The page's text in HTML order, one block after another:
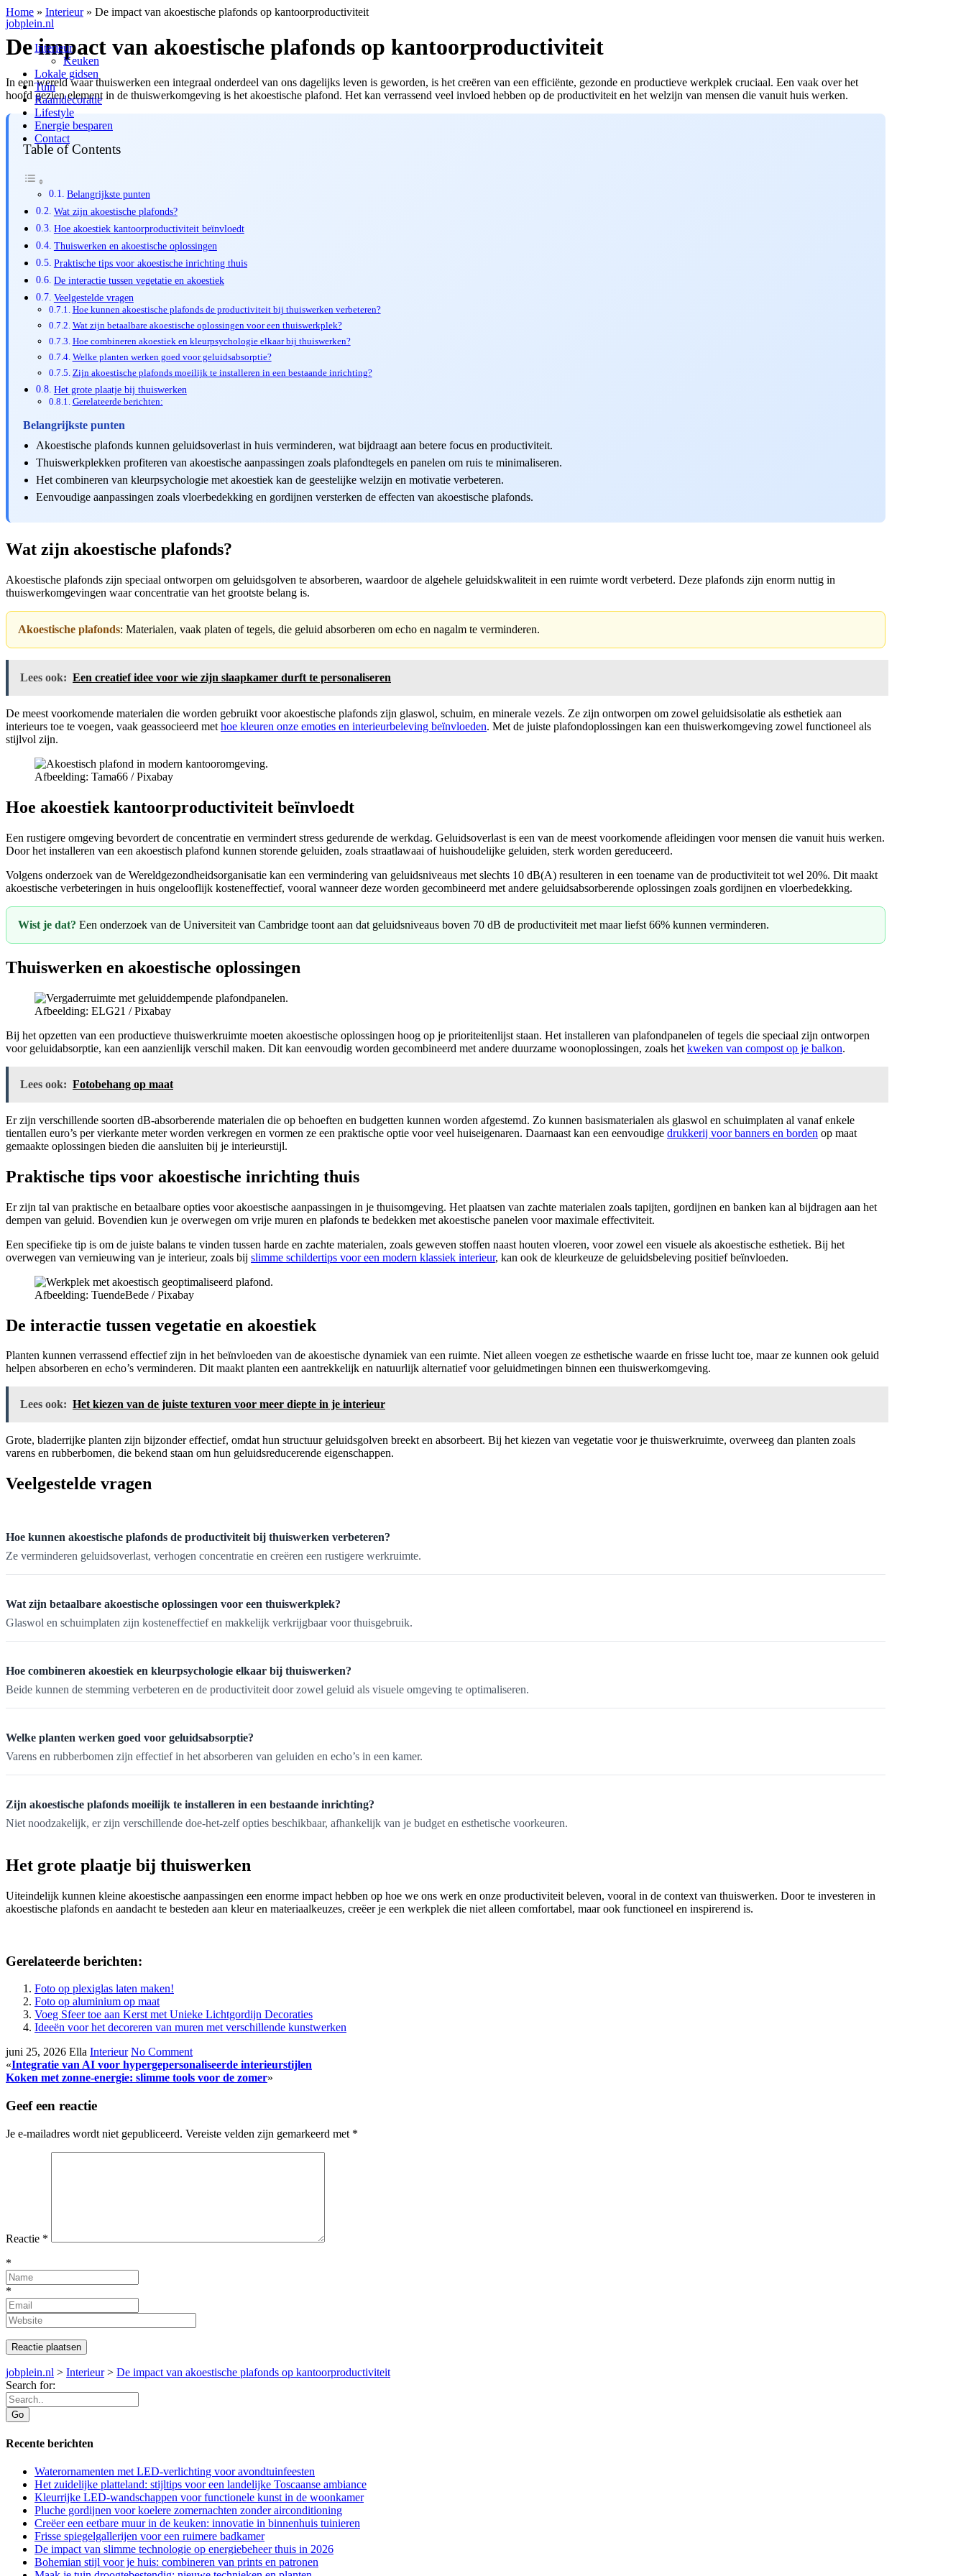
jobplein.nl
Interieur
Keuken
Lokale gidsen
Tuin
Raamdecoratie
Lifestyle
Energie besparen
Contact
Home » Interieur» De impact van akoestische plafonds op kantoorproductiviteit
De impact van akoestische plafonds op kantoorproductiviteit
In een wereld waar thuiswerken een integraal onderdeel van ons dagelijks leven is geworden, is het creëren van een efficiënte, gezonde en productieve werkplek cruciaal. Een vaak over het
hoofd gezien element in de thuiswerkomgeving is het akoestische plafond. Het kan verrassend veel invloed hebben op de productiviteit en het welzijn van mensen die vanuit huis werken.
Table of Contents
Belangrijkste punten
Wat zijn akoestische plafonds?
Hoe akoestiek kantoorproductiviteit beïnvloedt
Thuiswerken en akoestische oplossingen
Praktische tips voor akoestische inrichting thuis
De interactie tussen vegetatie en akoestiek
Veelgestelde vragen
Hoe kunnen akoestische plafonds de productiviteit bij thuiswerken verbeteren?
Wat zijn betaalbare akoestische oplossingen voor een thuiswerkplek?
Hoe combineren akoestiek en kleurpsychologie elkaar bij thuiswerken?
Welke planten werken goed voor geluidsabsorptie?
Zijn akoestische plafonds moeilijk te installeren in een bestaande inrichting?
Het grote plaatje bij thuiswerken
Gerelateerde berichten:
Belangrijkste punten
Akoestische plafonds kunnen geluidsoverlast in huis verminderen, wat bijdraagt aan betere focus en productiviteit.
Thuiswerkplekken profiteren van akoestische aanpassingen zoals plafondtegels en panelen om ruis te minimaliseren.
Het combineren van kleurpsychologie met akoestiek kan de geestelijke welzijn en motivatie verbeteren.
Eenvoudige aanpassingen zoals vloerbedekking en gordijnen versterken de effecten van akoestische plafonds.
Wat zijn akoestische plafonds?
Akoestische plafonds zijn speciaal ontworpen om geluidsgolven te absorberen, waardoor de algehele geluidskwaliteit in een ruimte wordt verbeterd. Deze plafonds zijn enorm nuttig in
thuiswerkomgevingen waar concentratie van het grootste belang is.
Akoestische plafonds: Materialen, vaak platen of tegels, die geluid absorberen om echo en nagalm te verminderen.
Lees ook: Een creatief idee voor wie zijn slaapkamer durft te personaliseren
De meest voorkomende materialen die worden gebruikt voor akoestische plafonds zijn glaswol, schuim, en minerale vezels. Ze zijn ontworpen om zowel geluidsisolatie als esthetiek aan
interieurs toe te voegen, vaak geassocieerd met hoe kleuren onze emoties en interieurbeleving beïnvloeden. Met de juiste plafondoplossingen kan een thuiswerkomgeving zowel functioneel als
stijlvol zijn.
Afbeelding: Tama66 / Pixabay
Hoe akoestiek kantoorproductiviteit beïnvloedt
Een rustigere omgeving bevordert de concentratie en vermindert stress gedurende de werkdag. Geluidsoverlast is een van de meest voorkomende afleidingen voor mensen die vanuit huis werken.
Door het installeren van een akoestisch plafond kunnen storende geluiden, zoals straatlawaai of huishoudelijke geluiden, sterk worden gereduceerd.
Volgens onderzoek van de Wereldgezondheidsorganisatie kan een vermindering van geluidsniveaus met slechts 10 dB(A) resulteren in een toename van de productiviteit tot wel 20%. Dit maakt
akoestische verbeteringen in huis ongelooflijk kosteneffectief, vooral wanneer deze worden gecombineerd met andere geluidsabsorberende oplossingen zoals gordijnen en vloerbedekking.
Wist je dat? Een onderzoek van de Universiteit van Cambridge toont aan dat geluidsniveaus boven 70 dB de productiviteit met maar liefst 66% kunnen verminderen.
Thuiswerken en akoestische oplossingen
Afbeelding: ELG21 / Pixabay
Bij het opzetten van een productieve thuiswerkruimte moeten akoestische oplossingen hoog op je prioriteitenlijst staan. Het installeren van plafondpanelen of tegels die speciaal zijn ontworpen
voor geluidabsorptie, kan een aanzienlijk verschil maken. Dit kan eenvoudig worden gecombineerd met andere duurzame woonoplossingen, zoals het kweken van compost op je balkon.
Lees ook: Fotobehang op maat
Er zijn verschillende soorten dB-absorberende materialen die op behoeften en budgetten kunnen worden afgestemd. Zo kunnen basismaterialen als glaswol en schuimplaten al vanaf enkele
tientallen euro’s per vierkante meter worden verkregen en vormen ze een praktische optie voor veel huiseigenaren. Daarnaast kan een eenvoudige drukkerij voor banners en borden op maat
gemaakte oplossingen bieden die aansluiten bij je interieurstijl.
Praktische tips voor akoestische inrichting thuis
Er zijn tal van praktische en betaalbare opties voor akoestische aanpassingen in je thuisomgeving. Het plaatsen van zachte materialen zoals tapijten, gordijnen en banken kan al bijdragen aan het
dempen van geluid. Bovendien kun je overwegen om vrije muren en plafonds te bedekken met akoestische panelen voor maximale effectiviteit.
Een specifieke tip is om de juiste balans te vinden tussen harde en zachte materialen, zoals geweven stoffen naast houten vloeren, voor zowel een visuele als akoestische esthetiek. Bij het
overwegen van vernieuwing van je interieur, zoals bij slimme schildertips voor een modern klassiek interieur, kan ook de kleurkeuze de geluidsbeleving positief beïnvloeden.
Afbeelding: TuendeBede / Pixabay
De interactie tussen vegetatie en akoestiek
Planten kunnen verrassend effectief zijn in het beïnvloeden van de akoestische dynamiek van een ruimte. Niet alleen voegen ze esthetische waarde en frisse lucht toe, maar ze kunnen ook geluid
helpen absorberen en echo’s verminderen. Dit maakt planten een aantrekkelijk en natuurlijk alternatief voor geluidmetingen binnen een thuiswerkomgeving.
Lees ook: Het kiezen van de juiste texturen voor meer diepte in je interieur
Grote, bladerrijke planten zijn bijzonder effectief, omdat hun structuur geluidsgolven breekt en absorbeert. Bij het kiezen van vegetatie voor je thuiswerkruimte, overweeg dan planten zoals
varens en rubberbomen, die bekend staan om hun geluidsreducerende eigenschappen.
Veelgestelde vragen
Hoe kunnen akoestische plafonds de productiviteit bij thuiswerken verbeteren?
Ze verminderen geluidsoverlast, verhogen concentratie en creëren een rustigere werkruimte.
Wat zijn betaalbare akoestische oplossingen voor een thuiswerkplek?
Glaswol en schuimplaten zijn kosteneffectief en makkelijk verkrijgbaar voor thuisgebruik.
Hoe combineren akoestiek en kleurpsychologie elkaar bij thuiswerken?
Beide kunnen de stemming verbeteren en de productiviteit door zowel geluid als visuele omgeving te optimaliseren.
Welke planten werken goed voor geluidsabsorptie?
Varens en rubberbomen zijn effectief in het absorberen van geluiden en echo’s in een kamer.
Zijn akoestische plafonds moeilijk te installeren in een bestaande inrichting?
Niet noodzakelijk, er zijn verschillende doe-het-zelf opties beschikbaar, afhankelijk van je budget en esthetische voorkeuren.
Het grote plaatje bij thuiswerken
Uiteindelijk kunnen kleine akoestische aanpassingen een enorme impact hebben op hoe we ons werk en onze productiviteit beleven, vooral in de context van thuiswerken. Door te investeren in
akoestische plafonds en aandacht te besteden aan kleur en materiaalkeuzes, creëer je een werkplek die niet alleen comfortabel, maar ook functioneel en inspirerend is.
Gerelateerde berichten:
Foto op plexiglas laten maken!
Foto op aluminium op maat
Voeg Sfeer toe aan Kerst met Unieke Lichtgordijn Decoraties
Ideeën voor het decoreren van muren met verschillende kunstwerken
juni 25, 2026 Ella Interieur No Comment
«Integratie van AI voor hypergepersonaliseerde interieurstijlen
Koken met zonne-energie: slimme tools voor de zomer»
Geef een reactie
Je e-mailadres wordt niet gepubliceerd. Vereiste velden zijn gemarkeerd met *
Reactie *
*
*
jobplein.nl > Interieur> De impact van akoestische plafonds op kantoorproductiviteit
Search for:
Recente berichten
Waterornamenten met LED-verlichting voor avondtuinfeesten
Het zuidelijke platteland: stijltips voor een landelijke Toscaanse ambiance
Kleurrijke LED-wandschappen voor functionele kunst in de woonkamer
Pluche gordijnen voor koelere zomernachten zonder airconditioning
Creëer een eetbare muur in de keuken: innovatie in binnenhuis tuinieren
Frisse spiegelgallerijen voor een ruimere badkamer
De impact van slimme technologie op energiebeheer thuis in 2026
Bohemian stijl voor je huis: combineren van prints en patronen